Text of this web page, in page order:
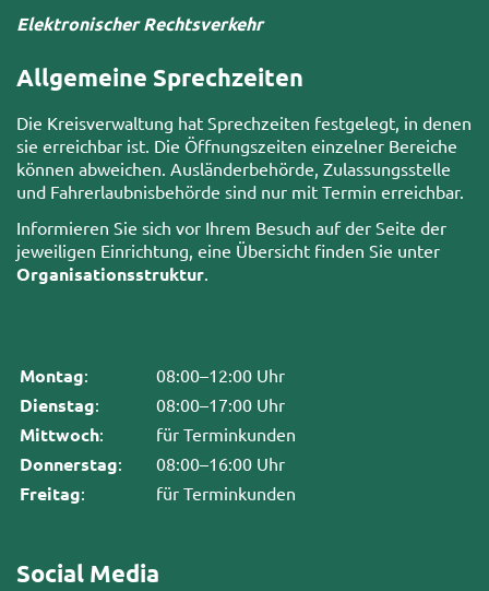
Elektronischer Rechtsverkehr
Allgemeine Sprechzeiten
Die Kreisverwaltung hat Sprechzeiten festgelegt, in denen
sie erreichbar ist. Die Öffnungszeiten einzelner Bereiche
können abweichen. Ausländerbehörde, Zulassungsstelle
und Fahrerlaubnisbehörde sind nur mit Termin erreichbar.
Informieren Sie sich vor Ihrem Besuch auf der Seite der
jeweiligen Einrichtung, eine Übersicht finden Sie unter
Organisationsstruktur
Montag: 08:00–12:00 Uhr
Dienstag: 08:00–17:00 Uhr
Mittwoch: für Terminkunden
Donnerstag: 08:00–16:00 Uhr
Freitag: für Terminkunden
Social Media